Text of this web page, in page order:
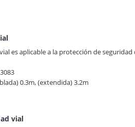
es aplicable a la protección de
0.3m, (extendida) 3.2m
vial